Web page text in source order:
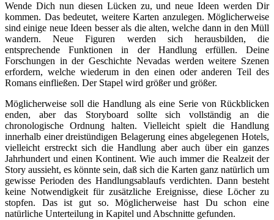
Wende Dich nun diesen Lücken zu, und neue Ideen werden Dir
kommen. Das bedeutet, weitere Karten anzulegen. Möglicherweise
sind einige neue Ideen besser als die alten, welche dann in den Müll
wandern. Neue Figuren werden sich herausbilden, die
entsprechende Funktionen in der Handlung erfüllen. Deine
Forschungen in der Geschichte Nevadas werden weitere Szenen
erfordern, welche wiederum in den einen oder anderen Teil des
Romans einfließen. Der Stapel wird größer und größer.
Möglicherweise soll die Handlung als eine Serie von Rückblicken
enden, aber das Storyboard sollte sich vollständig an die
chronologische Ordnung halten. Vielleicht spielt die Handlung
innerhalb einer dreistündigen Belagerung eines abgelegenen Hotels,
vielleicht erstreckt sich die Handlung aber auch über ein ganzes
Jahrhundert und einen Kontinent. Wie auch immer die Realzeit der
Story aussieht, es könnte sein, daß sich die Karten ganz natürlich um
gewisse Perioden des Handlungsablaufs verdichten. Dann besteht
keine Notwendigkeit für zusätzliche Ereignisse, diese Löcher zu
stopfen. Das ist gut so. Möglicherweise hast Du schon eine
natürliche Unterteilung in Kapitel und Abschnitte gefunden.